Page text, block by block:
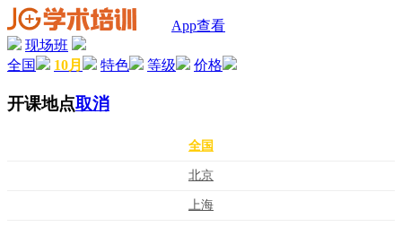
App查看
现场班
全国
10月 特色 等级 价格
开课地点取消
全国
北京
上海